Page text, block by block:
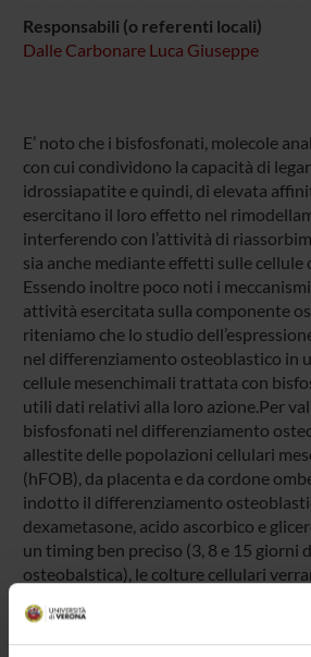
Responsabili (o referenti locali)
Dalle Carbonare Luca Giuseppe
E’ noto che i bisfosfonati, molecole
con cui condividono la capacità di
idrossiapatite e quindi, di elevata
esercitano il loro effetto nel
interferendo con l’attività di
sia anche mediante effetti sulle cellule
Essendo inoltre poco noti i
attività esercitata sulla componente
riteniamo che lo studio
nel differenziamento osteoblastico in
cellule mesenchimali trattata con
utili dati relativi alla loro azione.Per
bisfosfonati nel differenziamento
allestite delle popolazioni cellulari
(hFOB), da placenta e da cordone
indotto il differenziamento
dexametasone, acido ascorbico e
un timing ben preciso (3, 8 e 15 giorni
osteobalstica), le colture cellulari
l’analisi di espressione relativa ai geni
osteonectina, osteopontina e
eseguito mediante estrazione di